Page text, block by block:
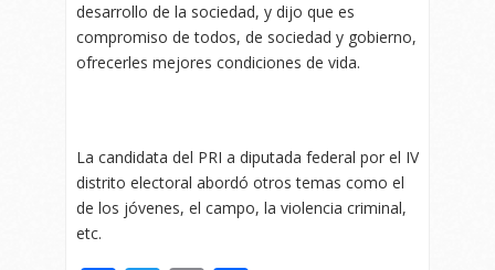
desarrollo de la sociedad, y dijo que es
compromiso de todos, de sociedad y gobierno,
ofrecerles mejores condiciones de vida.
La candidata del PRI a diputada federal por el IV
distrito electoral abordó otros temas como el
de los jóvenes, el campo, la violencia criminal,
etc.